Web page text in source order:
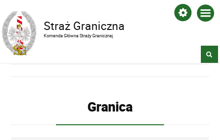
Straż Graniczna
Komenda Główna Straży Granicznej
Granica